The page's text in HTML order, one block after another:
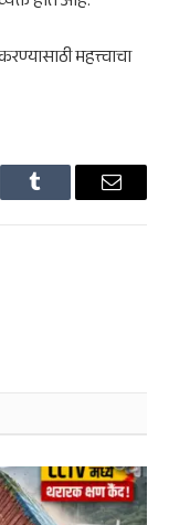
महत्त्वाचा
Tumblr Email